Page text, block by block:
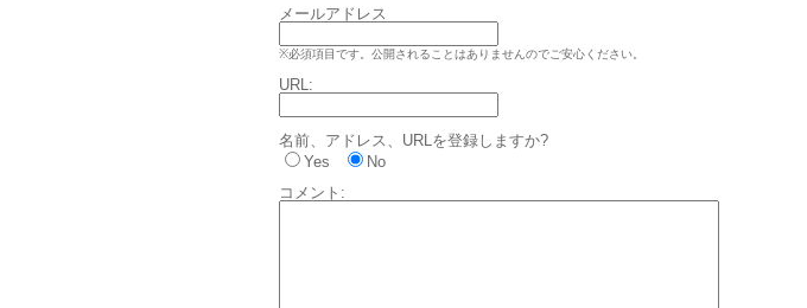
メールアドレス
※必須項目です。公開されることはありませんのでご安心ください。
URL:
名前、アドレス、URLを登録しますか?
Yes
No
コメント: